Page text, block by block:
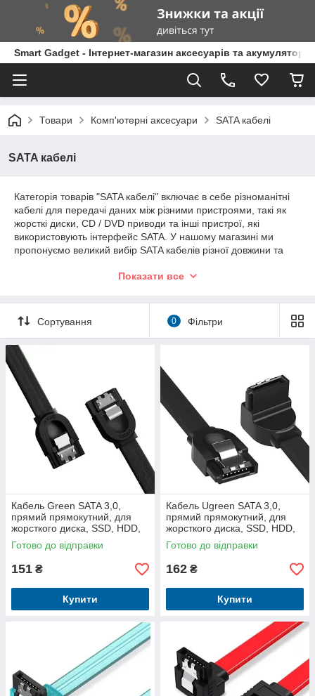
Smart Gadget - Інтернет-магазин аксесуарів та акумуляторів
Товари Комп'ютерні аксесуари SATA кабелі
SATA кабелі
Категорія товарів "SATA кабелі" включає в себе різноманітні
кабелі для передачі даних між різними пристроями, такі як
жорсткі диски, CD / DVD приводи та інші пристрої, які
використовують інтерфейс SATA. У нашому магазині ми
пропонуємо великий вибір SATA кабелів різної довжини та
Наші SATA кабелі мають високу швидкість передачі даних і
з'єднувачів, такі як прямі з'єднувачі та з'єднувачі з кутом 90
градусів, що дозволяє вам з легкістю підключати пристрої до
материнських плат.
У нашому асортименті є SATA кабелі з металевою опліткою
для покращення електромагнітної сумісності та захисту від
зовнішніх впливів. Крім того, ми пропонуємо SATA кабелі з
плоскими та круглими провідниками, які можуть відповідати
різним потребам наших клієнтів.
Завдяки нашому великому вибору SATA кабелів, ви зможете
знайти необхідну довжину та конфігурацію, що відповідає
вашим потребам. Ви можете бути впевнені в якості наших
товарів і отримати надійне з'єднання для вашого
обладнання.
Показати все
Сортування 0 Фільтри
Кабель Green SATA 3,0,
прямий прямокутний, для
жорсткого диска, SSD, HDD,
материнської плати Asus MSI
Gigabyte
Готово до відправки
151 ₴
Купити
Кабель Ugreen SATA 3,0,
прямий прямокутний, для
жорсткого диска, SSD, HDD,
материнської плати Asus MSI
Gigabyt
Готово до відправки
162 ₴
Купити